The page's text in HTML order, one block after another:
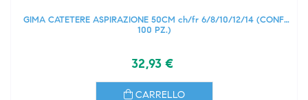
GIMA CATETERE ASPIRAZIONE 50CM ch/fr 6/8/10/12/14 (CONF.
100 PZ.)
32,93 €
CARRELLO